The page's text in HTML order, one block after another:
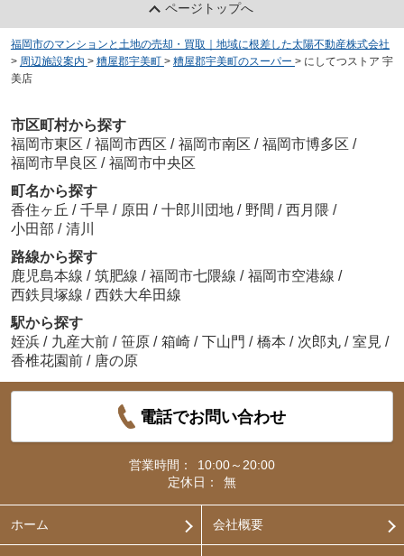
ページトップへ
福岡市のマンションと土地の売却・買取｜地域に根差した太陽不動産株式会社
> 周辺施設案内 > 糟屋郡宇美町 > 糟屋郡宇美町のスーパー > にしてつストア 宇
美店
市区町村から探す
福岡市東区 / 福岡市西区 / 福岡市南区 / 福岡市博多区 /
福岡市早良区 / 福岡市中央区
町名から探す
香住ヶ丘 / 千早 / 原田 / 十郎川団地 / 野間 / 西月隈 /
小田部 / 清川
路線から探す
鹿児島本線 / 筑肥線 / 福岡市七隈線 / 福岡市空港線 /
西鉄貝塚線 / 西鉄大牟田線
駅から探す
姪浜 / 九産大前 / 笹原 / 箱崎 / 下山門 / 橋本 / 次郎丸 / 室見 /
香椎花園前 / 唐の原
電話でお問い合わせ
営業時間：
10:00～20:00
定休日：
無
ホーム 会社概要